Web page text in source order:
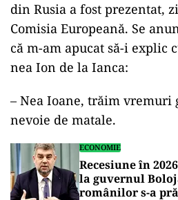
din Rusia a fost prezentat,
Comisia Europeană. Se
că m-am apucat să-i explic
nea Ion de la Ianca:
– Nea Ioane, trăim vremuri
nevoie de matale.
ECONOMIE
Recesiune în
la guvernul
românilor s-a